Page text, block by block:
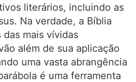
literários, incluindo as
Na verdade, a Bíblia
mais vívidas
além de sua aplicação
uma vasta abrangência
é uma ferramenta